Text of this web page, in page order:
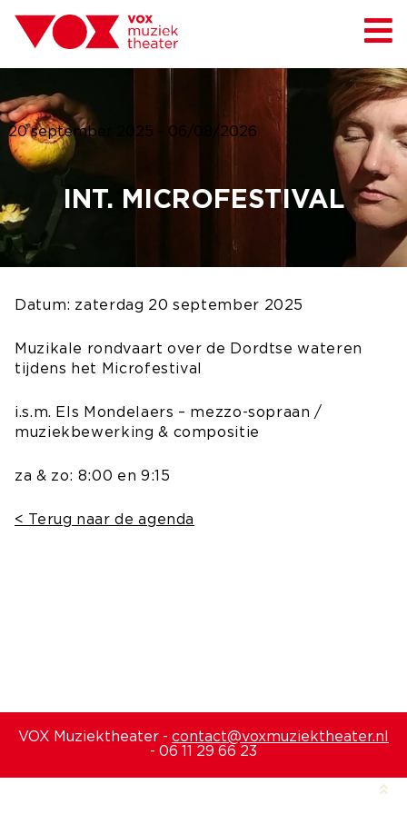
20 september 2025 06/08/2026
INT. MICROFESTIVAL
Datum: zaterdag 20 september 2025
Muzikale rondvaart over de Dordtse wateren
tijdens het Microfestival
i.s.m. Els Mondelaers – mezzo-sopraan /
muziekbewerking & compositie
za & zo: 8:00 en 9:15
< Terug naar de agenda
VOX Muziektheater - contact@voxmuziektheater.nl
- 06 11 29 66 23